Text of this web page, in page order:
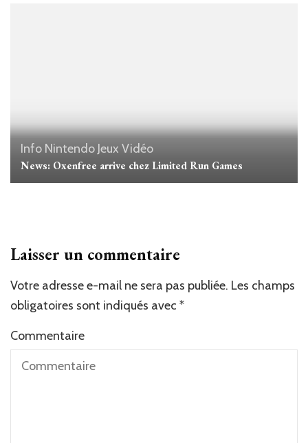
Info Nintendo Jeux Vidéo
News: Oxenfree arrive chez Limited Run Games
Laisser un commentaire
Votre adresse e-mail ne sera pas publiée. Les champs
obligatoires sont indiqués avec *
Commentaire